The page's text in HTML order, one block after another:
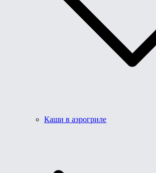
Каши в аэрогриле